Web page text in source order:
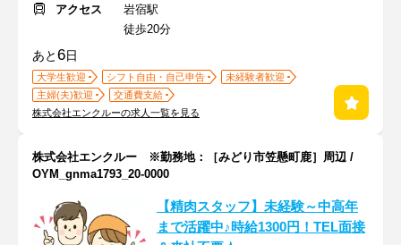
アクセス
岩宿駅
徒歩20分
あと6日
大学生歓迎 シフト自由・自己申告
未経験者歓迎
主婦(夫)歓迎
交通費支給
株式会社エンクルーの求人一覧を見る
株式会社エンクルー ※勤務地：［みどり市笠懸町鹿］周辺 /
OYM_gnma1793_20-0000
【精肉スタッフ】未経験～中高年
まで活躍中♪時給1300円！TEL面接